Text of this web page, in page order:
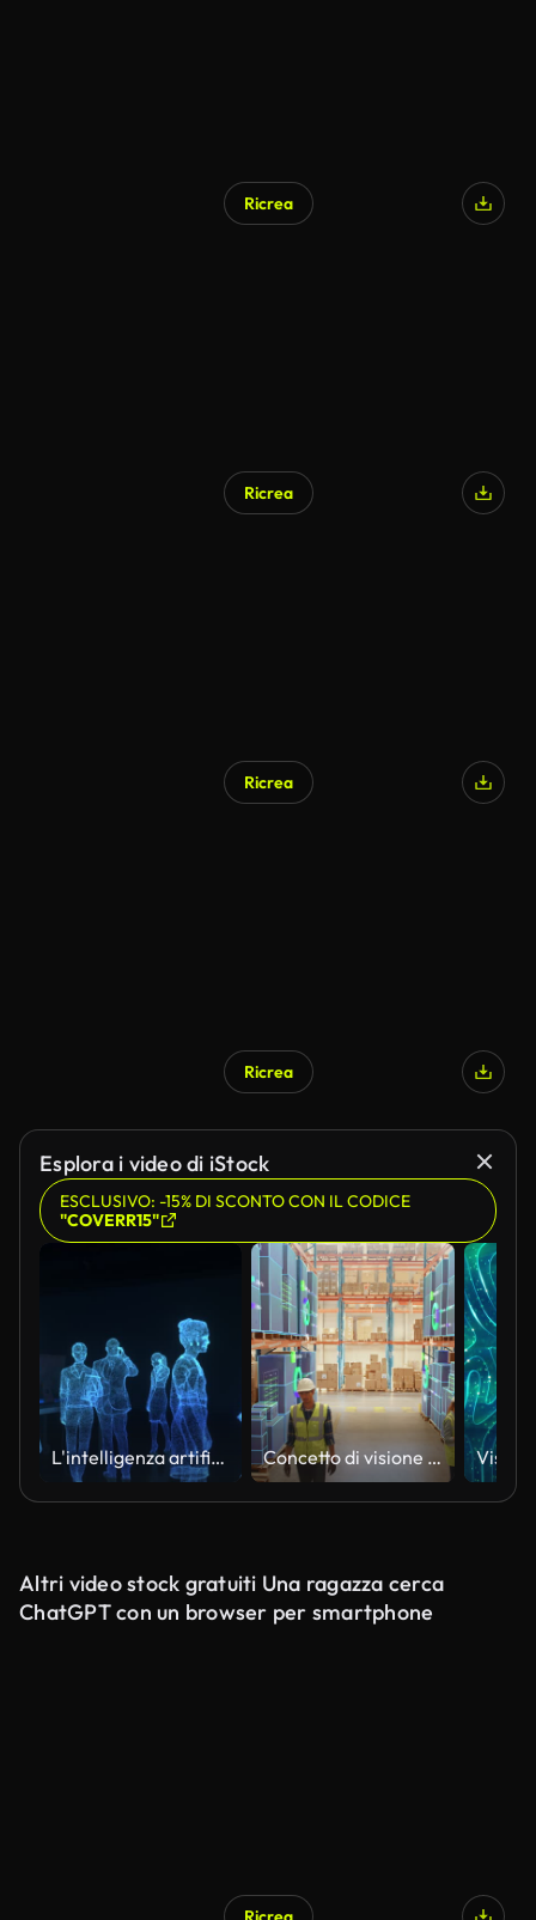
Ricrea
Ricrea
Ricrea
Ricrea
Esplora i video di iStock
ESCLUSIVO: -15% DI SCONTO CON IL CODICE
"COVERR15"
L'intelligenza artificiale comunica con le persone attraverso i server di rete Concetto di visione robotica in un magazzino: lavoratori che gestiscono l'inventario nel centro logistico. I dati olografici si sovrappongono alle scatole e forniscono approfondimenti, l'intelligenza artificiale ottimizza la produttività in un ambiente hi
Altri video stock gratuiti Una ragazza cerca
ChatGPT con un browser per smartphone